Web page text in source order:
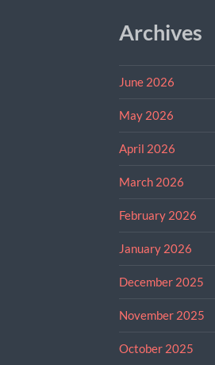
Archives
June 2026
May 2026
April 2026
March 2026
February 2026
January 2026
December 2025
November 2025
October 2025